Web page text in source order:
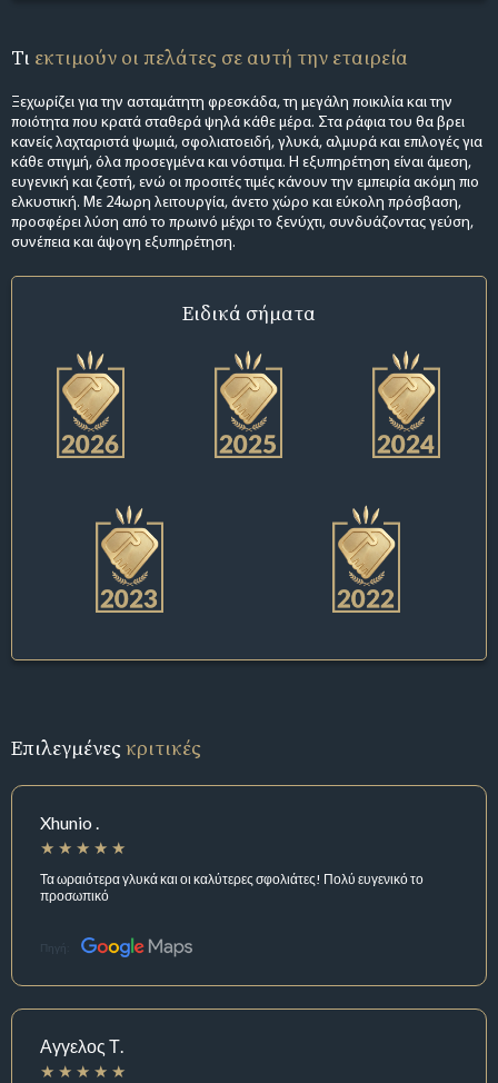
Τι εκτιμούν οι πελάτες σε αυτή την εταιρεία
Ξεχωρίζει για την ασταμάτητη φρεσκάδα, τη μεγάλη ποικιλία και την
ποιότητα που κρατά σταθερά ψηλά κάθε μέρα. Στα ράφια του θα βρει
κανείς λαχταριστά ψωμιά, σφολιατοειδή, γλυκά, αλμυρά και επιλογές για
κάθε στιγμή, όλα προσεγμένα και νόστιμα. Η εξυπηρέτηση είναι άμεση,
ευγενική και ζεστή, ενώ οι προσιτές τιμές κάνουν την εμπειρία ακόμη πιο
ελκυστική. Με 24ωρη λειτουργία, άνετο χώρο και εύκολη πρόσβαση,
προσφέρει λύση από το πρωινό μέχρι το ξενύχτι, συνδυάζοντας γεύση,
συνέπεια και άψογη εξυπηρέτηση.
Ειδικά σήματα
Επιλεγμένεςκριτικές
Xhunio .
Τα ωραιότερα γλυκά και οι καλύτερες σφολιάτες! Πολύ ευγενικό το
προσωπικό
Πηγή:
Αγγελος Τ.